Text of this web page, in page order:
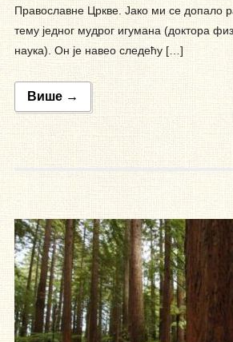
Православне Цркве. Јако ми се
тему једног мудрог игумана (доктора
наука). Он је навео следећу […]
Више →